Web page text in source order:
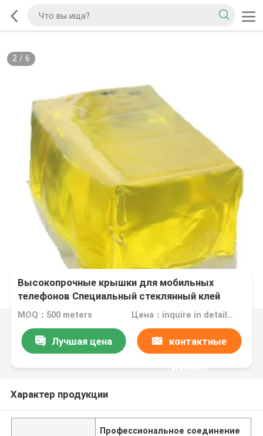
2/ 6
Высокопрочные крышки для мобильных
телефонов Специальный стеклянный клей
Горячеплавные блоки Профессиональное
MOQ：500 meters Цена：inquire in detailPlease contact us for quotation
Лучшая цена контактные
данные
Характер продукции
Профессиональное соединение